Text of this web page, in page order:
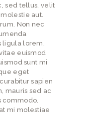
sed tellus, velit
aut.
Non nec
lorem.
euismod
sunt mi
eget
sapien
mauris sed ac
mi molestiae